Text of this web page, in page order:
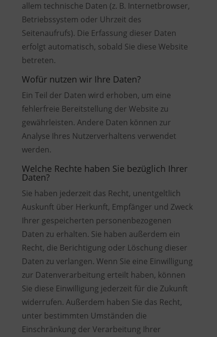
allem technische Daten (z. B. Internetbrowser,
Betriebssystem oder Uhrzeit des
Seitenaufrufs). Die Erfassung dieser Daten
erfolgt automatisch, sobald Sie diese Website
betreten.
Wofür nutzen wir Ihre Daten?
Ein Teil der Daten wird erhoben, um eine
fehlerfreie Bereitstellung der Website zu
gewährleisten. Andere Daten können zur
Analyse Ihres Nutzerverhaltens verwendet
werden.
Welche Rechte haben Sie bezüglich Ihrer
Daten?
Sie haben jederzeit das Recht, unentgeltlich
Auskunft über Herkunft, Empfänger und Zweck
Ihrer gespeicherten personenbezogenen
Daten zu erhalten. Sie haben außerdem ein
Recht, die Berichtigung oder Löschung dieser
Daten zu verlangen. Wenn Sie eine Einwilligung
zur Datenverarbeitung erteilt haben, können
Sie diese Einwilligung jederzeit für die Zukunft
widerrufen. Außerdem haben Sie das Recht,
unter bestimmten Umständen die
Einschränkung der Verarbeitung Ihrer